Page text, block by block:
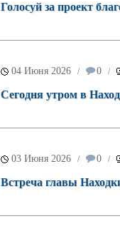
Голосуй за проект
04 Июня 2026 / 0 /
Сегодня утром в
03 Июня 2026 / 0 /
Встреча главы